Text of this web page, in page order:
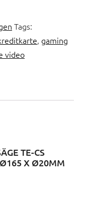
Tags:
, gaming
video
TE-CS
Ø165 X Ø20MM